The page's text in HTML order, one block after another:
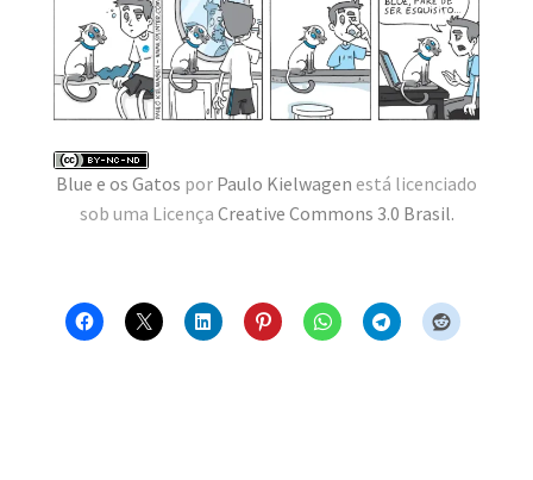
Blue e os Gatos por Paulo Kielwagen está licenciado
sob uma Licença Creative Commons 3.0 Brasil.